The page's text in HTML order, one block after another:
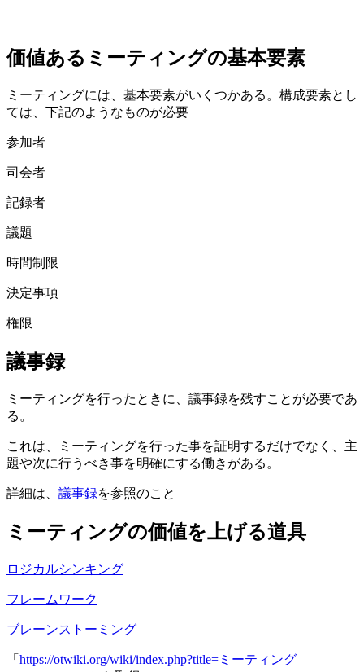
価値あるミーティングの基本要素
ミーティングには、基本要素がいくつかある。構成要素とし
ては、下記のようなものが必要
参加者
司会者
記録者
議題
時間制限
決定事項
権限
議事録
ミーティングを行ったときに、議事録を残すことが必要であ
る。
これは、ミーティングを行った事を証明するだけでなく、主
題や次に行うべき事を明確にする働きがある。
詳細は、 議事録を参照のこと
ミーティングの価値を上げる道具
ロジカルシンキング
フレームワーク
ブレーンストーミング
「 https://otwiki.org/wiki/index.php?title=ミーティング